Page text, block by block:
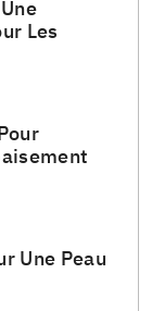
Les
Une Peau